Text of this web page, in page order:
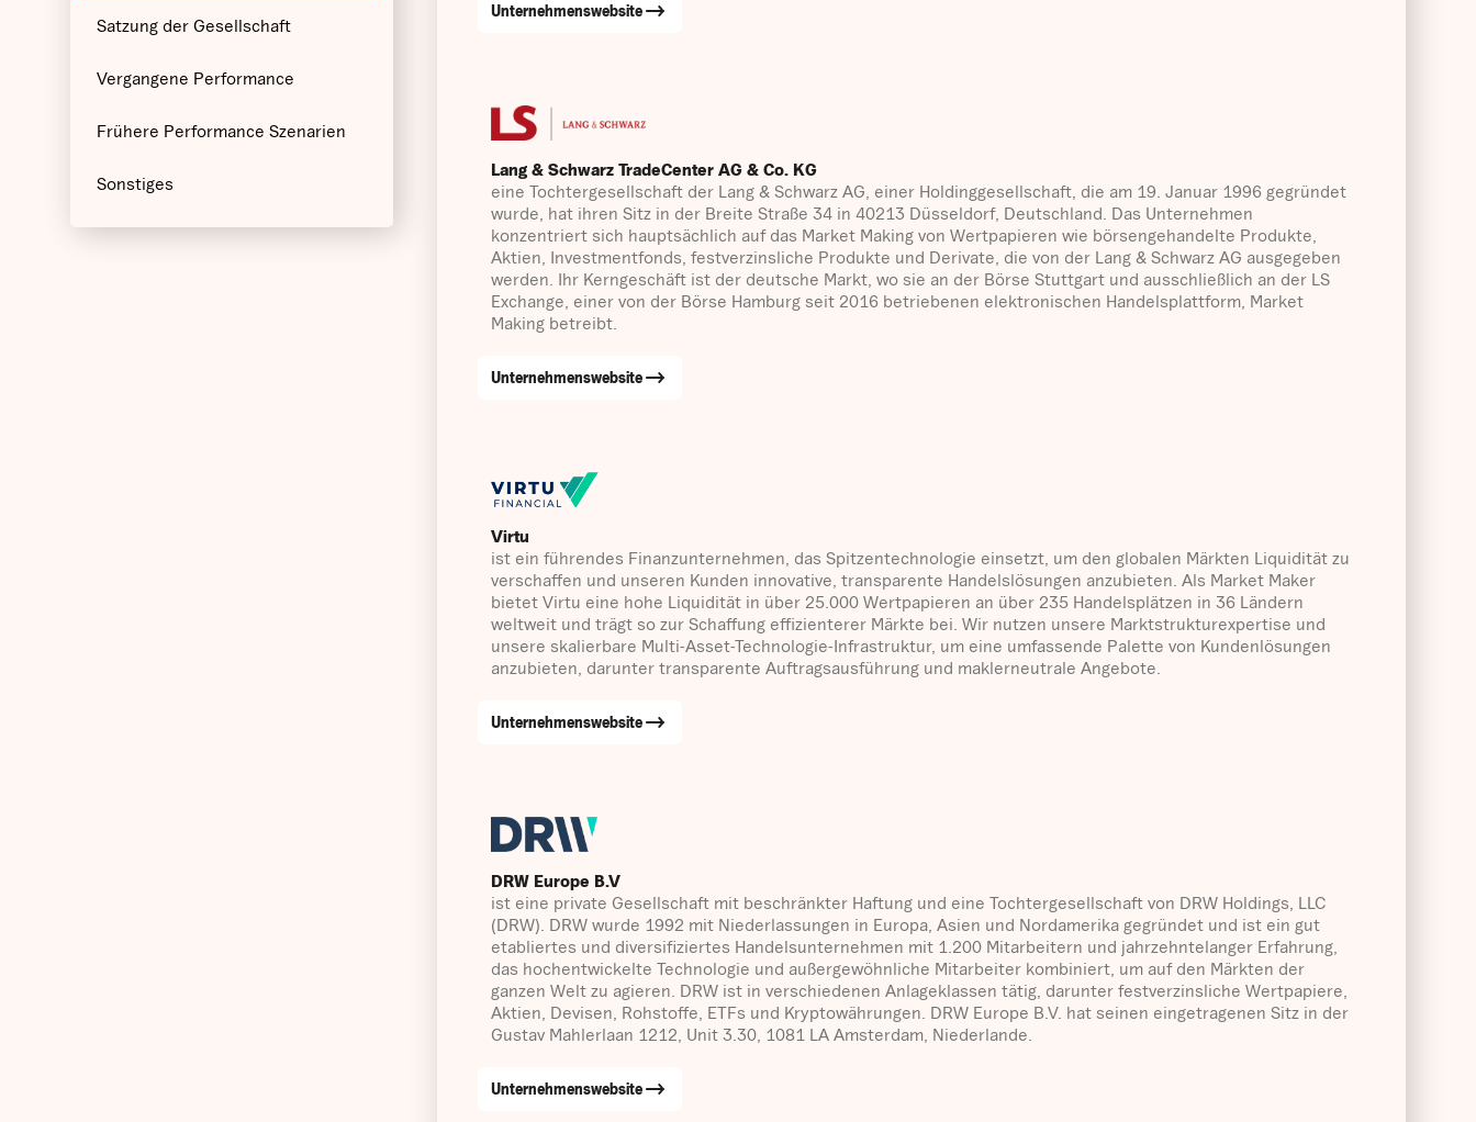
Satzung der Gesellschaft
Vergangene Performance
Frühere Performance Szenarien
Sonstiges
Unternehmenswebsite
Lang & Schwarz TradeCenter AG & Co. KG
eine Tochtergesellschaft der Lang & Schwarz AG, einer Holdinggesellschaft, die am 19. Januar 1996 gegründet
wurde, hat ihren Sitz in der Breite Straße 34 in 40213 Düsseldorf, Deutschland. Das Unternehmen
konzentriert sich hauptsächlich auf das Market Making von Wertpapieren wie börsengehandelte Produkte,
Aktien, Investmentfonds, festverzinsliche Produkte und Derivate, die von der Lang & Schwarz AG ausgegeben
werden. Ihr Kerngeschäft ist der deutsche Markt, wo sie an der Börse Stuttgart und ausschließlich an der LS
Exchange, einer von der Börse Hamburg seit 2016 betriebenen elektronischen Handelsplattform, Market
Making betreibt.
Unternehmenswebsite
Virtu
ist ein führendes Finanzunternehmen, das Spitzentechnologie einsetzt, um den globalen Märkten Liquidität zu
verschaffen und unseren Kunden innovative, transparente Handelslösungen anzubieten. Als Market Maker
bietet Virtu eine hohe Liquidität in über 25.000 Wertpapieren an über 235 Handelsplätzen in 36 Ländern
weltweit und trägt so zur Schaffung effizienterer Märkte bei. Wir nutzen unsere Marktstrukturexpertise und
unsere skalierbare Multi-Asset-Technologie-Infrastruktur, um eine umfassende Palette von Kundenlösungen
anzubieten, darunter transparente Auftragsausführung und maklerneutrale Angebote.
Unternehmenswebsite
DRW Europe B.V
ist eine private Gesellschaft mit beschränkter Haftung und eine Tochtergesellschaft von DRW Holdings, LLC
(DRW). DRW wurde 1992 mit Niederlassungen in Europa, Asien und Nordamerika gegründet und ist ein gut
etabliertes und diversifiziertes Handelsunternehmen mit 1.200 Mitarbeitern und jahrzehntelanger Erfahrung,
das hochentwickelte Technologie und außergewöhnliche Mitarbeiter kombiniert, um auf den Märkten der
ganzen Welt zu agieren. DRW ist in verschiedenen Anlageklassen tätig, darunter festverzinsliche Wertpapiere,
Aktien, Devisen, Rohstoffe, ETFs und Kryptowährungen. DRW Europe B.V. hat seinen eingetragenen Sitz in der
Gustav Mahlerlaan 1212, Unit 3.30, 1081 LA Amsterdam, Niederlande.
Unternehmenswebsite